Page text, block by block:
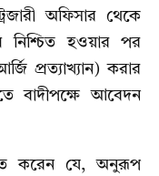
অফিসার থেকে
নিশ্চিত হওয়ার পর
প্রত্যাখ্যান) করার
বাদীপক্ষে আবেদন
করেন যে, অনুরূপ